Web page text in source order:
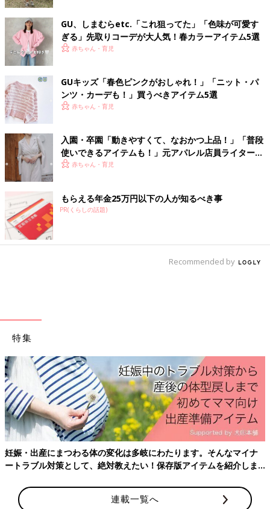
nakkooさんはこちらの上品なコーデを。インナーのロンTとパン
ツがユニクロで、ゆる編みニットはZAKKA-BOXのものなんだそ
う。全体的に明るい色合いで上品な組み合わせに。親しみやすそ
うな、優しい雰囲気にも見えますね。
カジュアルと上品のバランスが丁度いい大人スタイ
ル
出典：Instagramアカウント「a.k.i.a.k.i.50」
Akiさんはこの日、GUとしまむらのアイテムでコーデをまとめた
んだそう。ティアードチュニックが上品で柔らかい雰囲気になり
タイルに。カジュアルと上品のバランスが丁度いいコーデです
ね！
GU、しまむらetc.「これ狙ってた」「色味が可愛す
ぎる」先取りコーデが大人気！春カラーアイテム5選
赤ちゃん・育児
GUキッズ「春色ピンクがおしゃれ！」「ニット・パ
ンツ・カーデも！」買うべきアイテム5選
赤ちゃん・育児
入園・卒園「動きやすくて、なおかつ上品！」「普段
使いできるアイテムも！」元アパレル店員ライターお
すすめ★パンツコーデ4選
赤ちゃん・育児
もらえる年金25万円以下の人が知るべき事
PR(くらしの話題)
Recommended by
特集
妊娠・出産にまつわる体の変化は多岐にわたります。そんなマイナ
ートラブル対策として、絶対教えたい！保存版アイテムを紹介しま
連載一覧へ